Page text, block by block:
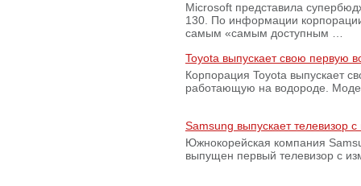
Microsoft представила
130. По информации
самым «самым доступным …
Toyota выпускает свою первую
Корпорация Toyota выпускает
работающую на водороде.
Samsung выпускает телевизор
Южнокорейская компания
выпущен первый телевизор с